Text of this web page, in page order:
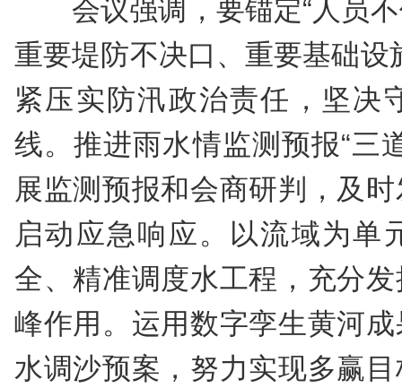
会议强调，要锚定“人员
重要堤防不决口、重要基础设
紧压实防汛政治责任，坚决
线。推进雨水情监测预报“三
展监测预报和会商研判，及
启动应急响应。以流域为单
全、精准调度水工程，充分
峰作用。运用数字孪生黄河
水调沙预案，努力实现多赢